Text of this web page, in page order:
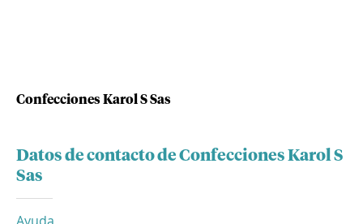
Confecciones Karol S Sas
Datos de contacto de Confecciones Karol S
Sas